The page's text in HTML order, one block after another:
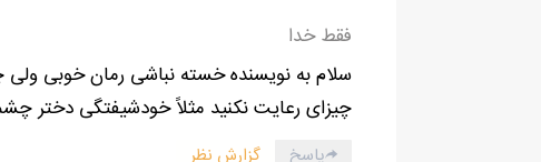
فقط خدا
سلام به نویسنده خسته نباشی رمان خوبی
چیزای رعایت نکنید مثلاً خودشیفتگی دختر
پاسخ گزارش نظر